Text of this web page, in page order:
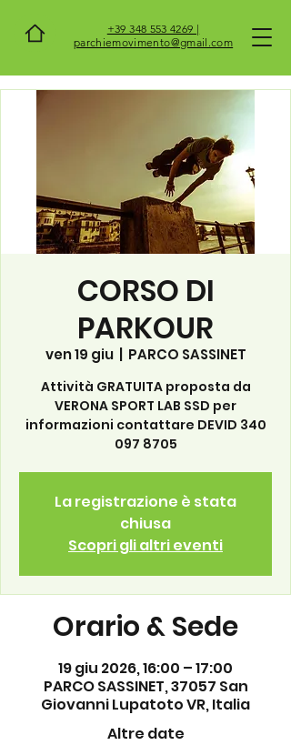
+39 348 553 4269 |
parchiemovimento@gmail.com
CORSO DI
PARKOUR
ven 19 giu
  |
PARCO SASSINET
Attività GRATUITA proposta da
VERONA SPORT LAB SSD per
informazioni contattare DEVID 340
097 8705
La registrazione è stata
chiusa
Scopri gli altri eventi
Orario & Sede
19 giu 2026, 16:00 – 17:00
PARCO SASSINET, 37057 San
Giovanni Lupatoto VR, Italia
Altre date